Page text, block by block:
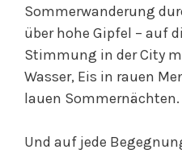
Sommerwanderung
über hohe Gipfel – auf
Stimmung in der City
Wasser, Eis in rauen
lauen Sommernächten.
Und auf jede